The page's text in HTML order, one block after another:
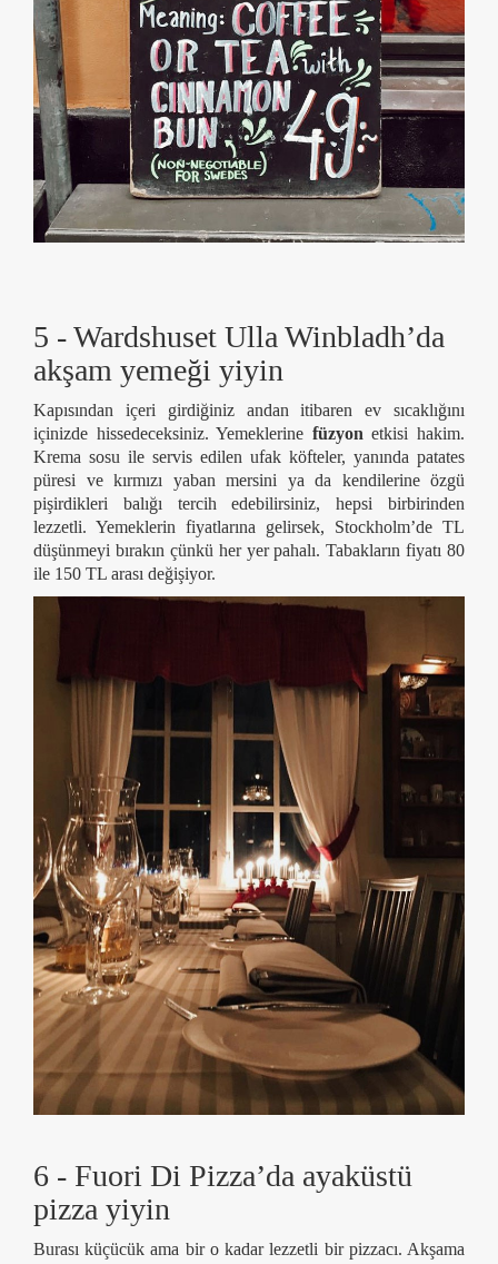
5 - Wardshuset Ulla Winbladh’da
akşam yemeği yiyin
Kapısından içeri girdiğiniz andan itibaren ev sıcaklığını
içinizde hissedeceksiniz. Yemeklerine füzyon etkisi hakim.
Krema sosu ile servis edilen ufak köfteler, yanında patates
püresi ve kırmızı yaban mersini ya da kendilerine özgü
pişirdikleri balığı tercih edebilirsiniz, hepsi birbirinden
lezzetli. Yemeklerin fiyatlarına gelirsek, Stockholm’de TL
düşünmeyi bırakın çünkü her yer pahalı. Tabakların fiyatı 80
ile 150 TL arası değişiyor.
6 - Fuori Di Pizza’da ayaküstü
pizza yiyin
Burası küçücük ama bir o kadar lezzetli bir pizzacı. Akşama